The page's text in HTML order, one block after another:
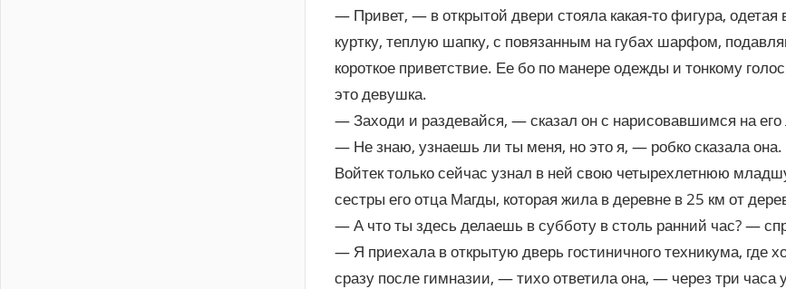
— Привет, — в открытой двери стояла какая-то фигура,
куртку, теплую шапку, с повязанным на губах шарфом,
короткое приветствие. Ее бо по манере одежды и тонкому
это девушка.
— Заходи и раздевайся, — сказал он с нарисовавшимся на
— Не знаю, узнаешь ли ты меня, но это я, — робко сказала она.
Войтек только сейчас узнал в ней свою четырехлетнюю
сестры его отца Магды, которая жила в деревне в 25 км от
— А что ты здесь делаешь в субботу в столь ранний час? —
— Я приехала в открытую дверь гостиничного техникума, где
сразу после гимназии, — тихо ответила она, — через три часа